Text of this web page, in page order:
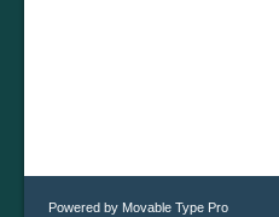
Powered by Movable Type Pro